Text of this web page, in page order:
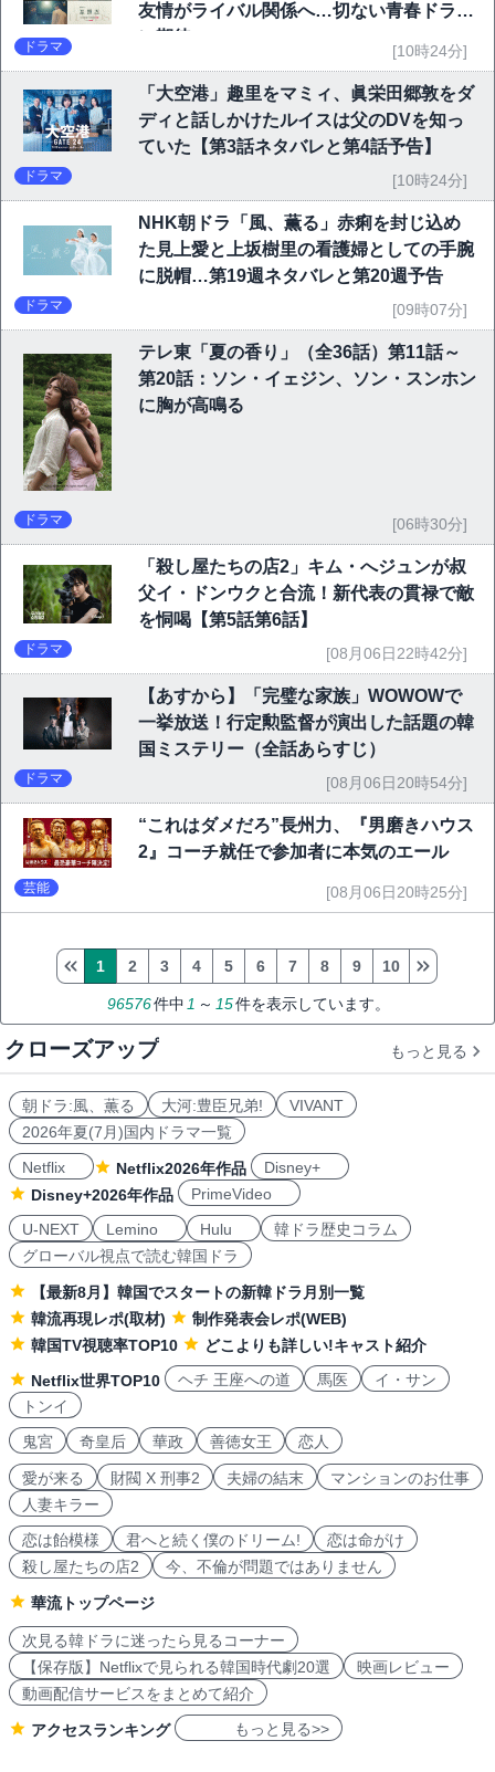
友情がライバル関係へ…切ない青春ドラマ
に期待
ドラマ [10時24分]
「大空港」趣里をマミィ、眞栄田郷敦をダ
ディと話しかけたルイスは父のDVを知っ
ていた【第3話ネタバレと第4話予告】
ドラマ [10時24分]
NHK朝ドラ「風、薫る」赤痢を封じ込め
た見上愛と上坂樹里の看護婦としての手腕
に脱帽…第19週ネタバレと第20週予告
ドラマ [09時07分]
テレ東「夏の香り」（全36話）第11話～
第20話：ソン・イェジン、ソン・スンホン
に胸が高鳴る
ドラマ [06時30分]
「殺し屋たちの店2」キム・へジュンが叔
父イ・ドンウクと合流！新代表の貫禄で敵
を恫喝【第5話第6話】
ドラマ [08月06日22時42分]
【あすから】「完璧な家族」WOWOWで
一挙放送！行定勲監督が演出した話題の韓
国ミステリー（全話あらすじ）
ドラマ [08月06日20時54分]
“これはダメだろ”長州力、『男磨きハウス
2』コーチ就任で参加者に本気のエール
芸能 [08月06日20時25分]
96576件中 1 ～ 15件を表示しています。
1 2 3 4 5 6 7 8 9 10
クローズアップ もっと見る
朝ドラ:風、薫る 大河:豊臣兄弟!
VIVANT
2026年夏(7月)国内ドラマ一覧
Netflix
Netflix2026年作品
Disney+
Disney+2026年作品
PrimeVideo
U-NEXT
Lemino Hulu
韓ドラ歴史コラム
グローバル視点で読む韓国ドラ
【最新8月】韓国でスタートの新韓ドラ月別一覧
韓流再現レポ(取材)
制作発表会レポ(WEB)
韓国TV視聴率TOP10
どこよりも詳しい!キャスト紹介
Netflix世界TOP10
ヘチ 王座への道 馬医
イ・サン
トンイ
鬼宮
奇皇后 華政 善徳女王 恋人
愛が来る 財閥 X 刑事2 夫婦の結末
マンションのお仕事
人妻キラー
恋は飴模様
君へと続く僕のドリーム!
恋は命がけ
殺し屋たちの店2
今、不倫が問題ではありません
華流トップページ
次見る韓ドラに迷ったら見るコーナー
【保存版】Netflixで見られる韓国時代劇20選
映画レビュー
動画配信サービスをまとめて紹介
アクセスランキング もっと見る>>